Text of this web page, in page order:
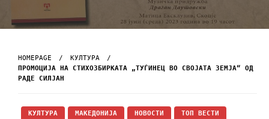
HOMEPAGE
КУЛТУРА
ПРОМОЦИЈА НА СТИХОЗБИРКАТА „ТУЃИНЕЦ ВО СВОЈАТА ЗЕМЈА“ ОД
РАДЕ СИЛЈАН
КУЛТУРА МАКЕДОНИЈА НОВОСТИ ТОП ВЕСТИ